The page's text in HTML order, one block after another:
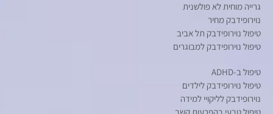
גרייה מוחית לא פולשנית
נוירופידבק מחיר
טיפול נוירופידבק תל אביב
טיפול נוירופידבק למבוגרים
טיפול ב-ADHD
טיפול נוירופידבק לילדים
נוירופידבק לליקויי למידה